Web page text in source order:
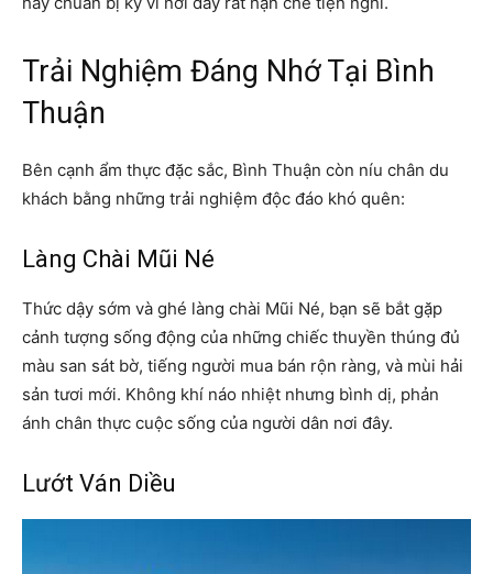
Trải Nghiệm Đáng Nhớ Tại Bình
Thuận
Bên cạnh ẩm thực đặc sắc, Bình Thuận còn níu chân du
khách bằng những trải nghiệm độc đáo khó quên:
Làng Chài Mũi Né
Thức dậy sớm và ghé làng chài Mũi Né, bạn sẽ bắt gặp
cảnh tượng sống động của những chiếc thuyền thúng đủ
màu san sát bờ, tiếng người mua bán rộn ràng, và mùi hải
sản tươi mới. Không khí náo nhiệt nhưng bình dị, phản
ánh chân thực cuộc sống của người dân nơi đây.
Lướt Ván Diều